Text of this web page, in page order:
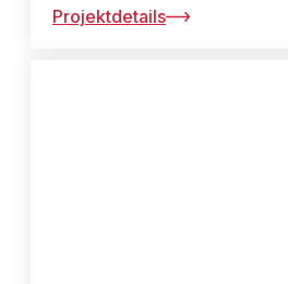
Projektdetails